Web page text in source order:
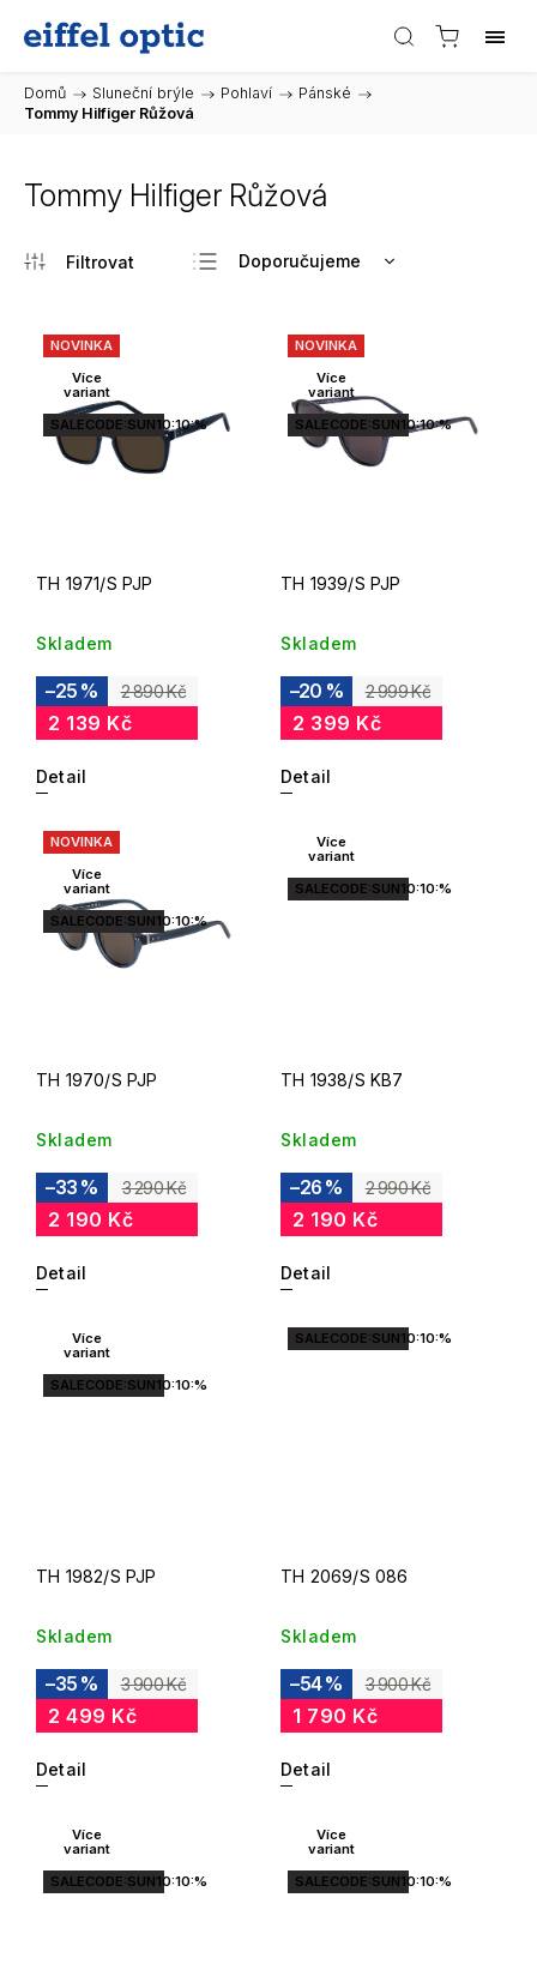
Domů / Sluneční brýle / Pohlaví / Pánské /
Tommy Hilfiger Růžová
Tommy Hilfiger Růžová
Doporučujeme
Nejdražší
Nejprodávanější
Abecedně
NOVINKA
Více
variant
SALECODE:SUN10:10:%
TH 1971/S PJP
Skladem
2 890 Kč
–25 %
2 139 Kč
Detail
NOVINKA
Více
variant
SALECODE:SUN10:10:%
TH 1939/S PJP
Skladem
2 999 Kč
–20 %
2 399 Kč
Detail
NOVINKA
Více
variant
SALECODE:SUN10:10:%
TH 1970/S PJP
Skladem
3 290 Kč
–33 %
2 190 Kč
Detail
Více
variant
SALECODE:SUN10:10:%
TH 1938/S KB7
Skladem
2 990 Kč
–26 %
2 190 Kč
Detail
Více
variant
SALECODE:SUN10:10:%
TH 1982/S PJP
Skladem
3 900 Kč
–35 %
2 499 Kč
Detail
SALECODE:SUN10:10:%
TH 2069/S 086
Skladem
3 900 Kč
–54 %
1 790 Kč
Detail
Více
variant
SALECODE:SUN10:10:%
Více
variant
SALECODE:SUN10:10:%